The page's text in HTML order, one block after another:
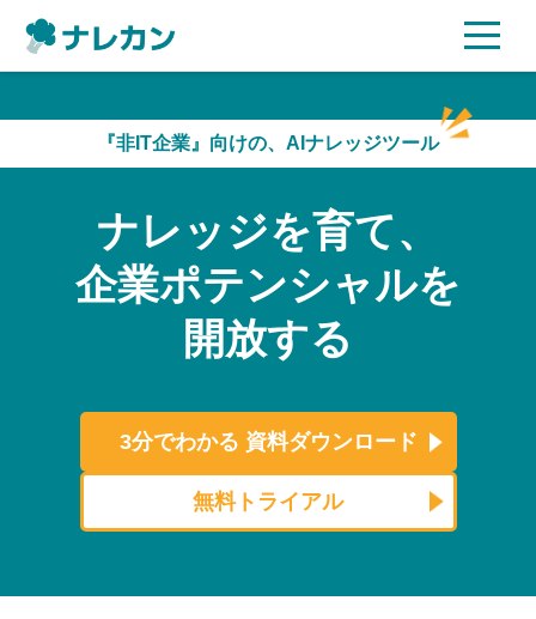
AI機能
ご利用企業様の声
セキュリティ
よくある質問
資料ダウンロード
『非IT企業』向けの、AIナレッジツール
ナレッジを育て、
企業ポテンシャルを
開放する
3分でわかる 資料ダウンロード
無料トライアル